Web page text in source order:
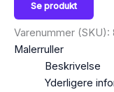
Se produkt
Varenummer (SKU):
Malerruller
Beskrivelse
Yderligere